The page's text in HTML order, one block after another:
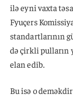
ilə eyni vaxta
Fyuçers
standartlarının
də çirkli pulların
elan edib.
Bu isə o